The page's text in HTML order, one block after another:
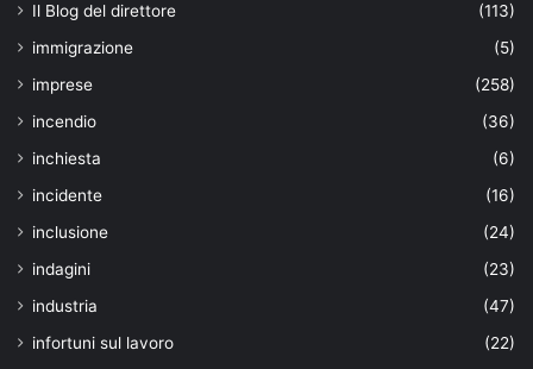
Il Blog del direttore
(113)
immigrazione
(5)
imprese
(258)
incendio
(36)
inchiesta
(6)
incidente
(16)
inclusione
(24)
indagini
(23)
industria
(47)
infortuni sul lavoro
(22)